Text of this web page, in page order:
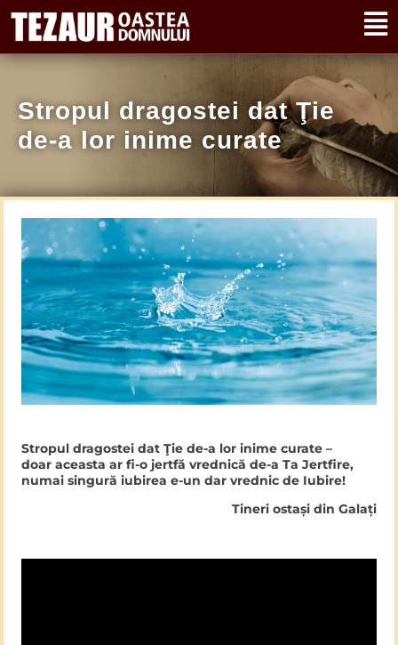
Stropul dragostei dat Ţie
de-a lor inime curate
Stropul dragostei dat Ţie de-a lor inime curate –
doar aceasta ar fi-o jertfă vrednică de-a Ta Jertfire,
numai singură iubirea e-un dar vrednic de Iubire!
Tineri ostași din Galați